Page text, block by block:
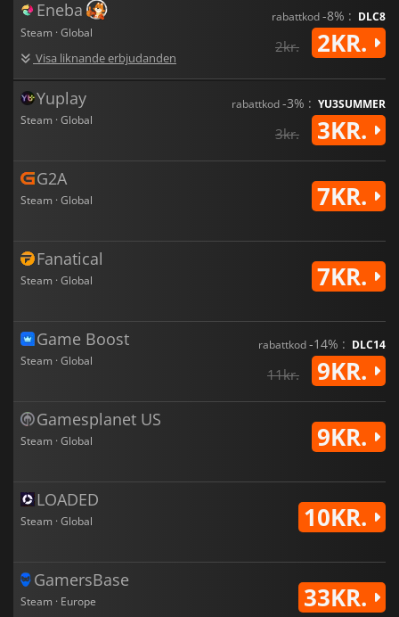
Eneba
Steam · Global
Visa liknande erbjudanden
rabattkod-8% : DLC8
2kr. 2KR.
Yuplay
Steam · Global
rabattkod-3% : YU3SUMMER
3kr. 3KR.
G2A
Steam · Global 7KR.
Fanatical
Steam · Global 7KR.
Game Boost
Steam · Global
rabattkod-14% : DLC14
11kr. 9KR.
Gamesplanet US
Steam · Global 9KR.
LOADED
Steam · Global 10KR.
GamersBase
Steam · Europe 33KR.